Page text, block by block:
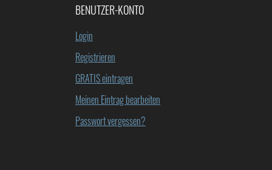
BENUTZER-KONTO
Login
Registrieren
GRATIS eintragen
Meinen Eintrag bearbeiten
Passwort vergessen?